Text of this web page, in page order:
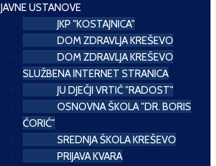
JAVNE USTANOVE
JKP "KOSTAJNICA"
DOM ZDRAVLJA KREŠEVO
DOM ZDRAVLJA KREŠEVO
SLUŽBENA INTERNET STRANICA
JU DJEČJI VRTIĆ "RADOST"
OSNOVNA ŠKOLA "DR. BORIS
ĆORIĆ"
SREDNJA ŠKOLA KREŠEVO
PRIJAVA KVARA